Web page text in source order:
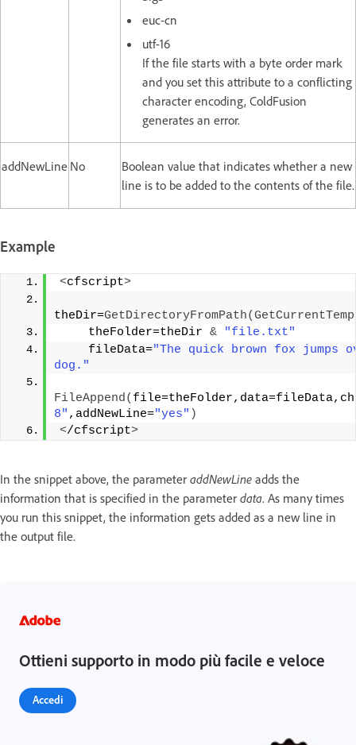
euc-cn
utf-16
If the file starts with a byte order mark
and you set this attribute to a conflicting
character encoding, ColdFusion
generates an error.
addNewLine No
Boolean value that indicates whether a new
line is to be added to the contents of the file.
Example
<cfscript>
theDir=GetDirectoryFromPath(
    theFolder=theDir
&
"file.txt"
    fileData=
"The quick brown fox jumps
dog."
FileAppend(
8" ,addNewLine="yes" )
</cfscript>
In the snippet above, the parameter addNewLine adds the
information that is specified in the parameter data. As many times
you run this snippet, the information gets added as a new line in
the output file.
Ottieni supporto in modo più facile e veloce
Accedi